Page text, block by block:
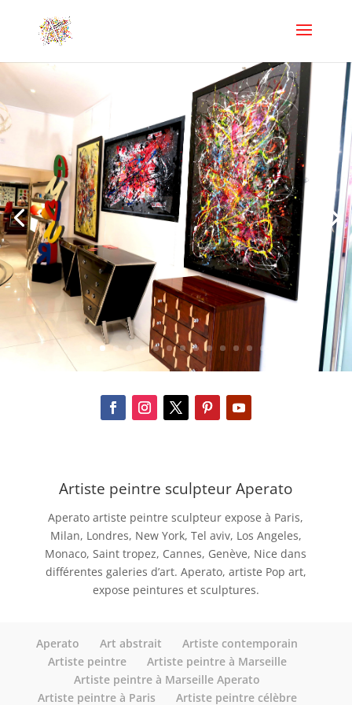
Artiste peintre sculpteur Aperato
Aperato artiste peintre sculpteur expose à Paris,
Milan, Londres, New York, Tel aviv, Los Angeles,
Monaco, Saint tropez, Cannes, Genève, Nice dans
différentes galeries d’art. Aperato, artiste Pop art,
expose peintures et sculptures.
Aperato Art abstrait
Artiste contemporain
Artiste peintre
Artiste peintre à Marseille
Artiste peintre à Marseille Aperato
Artiste peintre à Paris
Artiste peintre célèbre